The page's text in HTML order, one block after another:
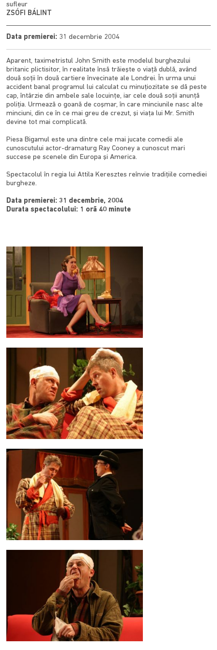
sufleur
ZSÓFI BÁLINT
Data premierei: 31 decembrie 2004
Aparent, taximetristul John Smith este modelul burghezului
britanic plictisitor, în realitate însă trăieşte o viaţă dublă, având
două soţii în două cartiere învecinate ale Londrei. În urma unui
accident banal programul lui calculat cu minuţiozitate se dă peste
cap, întârzie din ambele sale locuinţe, iar cele două soţii anunţă
poliţia. Urmează o goană de coşmar, în care minciunile nasc alte
minciuni, din ce în ce mai greu de crezut, şi viaţa lui Mr. Smith
devine tot mai complicată.
Piesa Bigamul este una dintre cele mai jucate comedii ale
cunoscutului actor-dramaturg Ray Cooney a cunoscut mari
succese pe scenele din Europa şi America.
Spectacolul în regia lui Attila Keresztes reînvie tradiţiile comediei
burgheze.
Data premierei: 31 decembrie, 2004
Durata spectacolului: 1 oră 40 minute